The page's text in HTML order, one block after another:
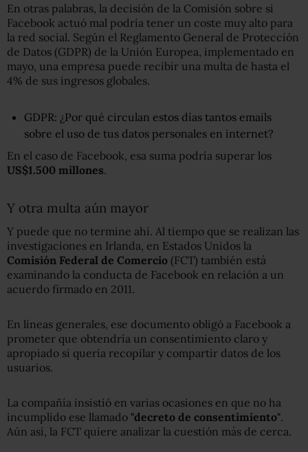
En otras palabras, la decisión de la Comisión sobre si
Facebook actuó mal podría tener un coste muy alto para
la red social. Según el Reglamento General de Protección
de Datos (GDPR) de la Unión Europea, implementado en
mayo, una empresa puede recibir una multa de hasta el
4% de sus ingresos globales.
GDPR: ¿Por qué circulan estos días tantos emails
sobre el uso de tus datos personales en internet?
En el caso de Facebook, esa suma podría superar los
US$1.500 millones.
Y otra multa aún mayor
Y puede que no termine ahí. Al tiempo que se realizan las
investigaciones en Irlanda, en Estados Unidos la
Comisión Federal de Comercio (FCT) también está
examinando la conducta de Facebook en relación a un
acuerdo firmado en 2011.
En líneas generales, ese documento obligó a Facebook a
prometer que obtendría un consentimiento claro y
apropiado si quería recopilar y compartir datos de los
usuarios.
La compañía insistió en varias ocasiones en que no ha
incumplido ese llamado "decreto de consentimiento".
Aún así, la FCT quiere analizar la cuestión más de cerca.